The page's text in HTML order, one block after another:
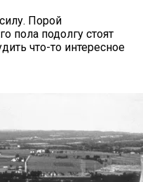
Порой
пола подолгу стоят
что-то интересное